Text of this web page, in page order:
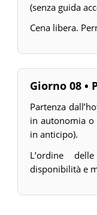
(senza guida
Cena libera.
Giorno 08 •
Partenza
in autonomia o
in anticipo).
L’ordine
disponibilità e